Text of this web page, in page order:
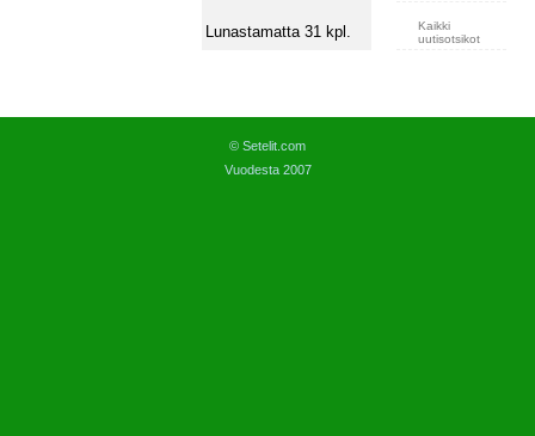
Lunastamatta 31 kpl.
Kaikki
uutisotsikot
© Setelit.com
Vuodesta 2007